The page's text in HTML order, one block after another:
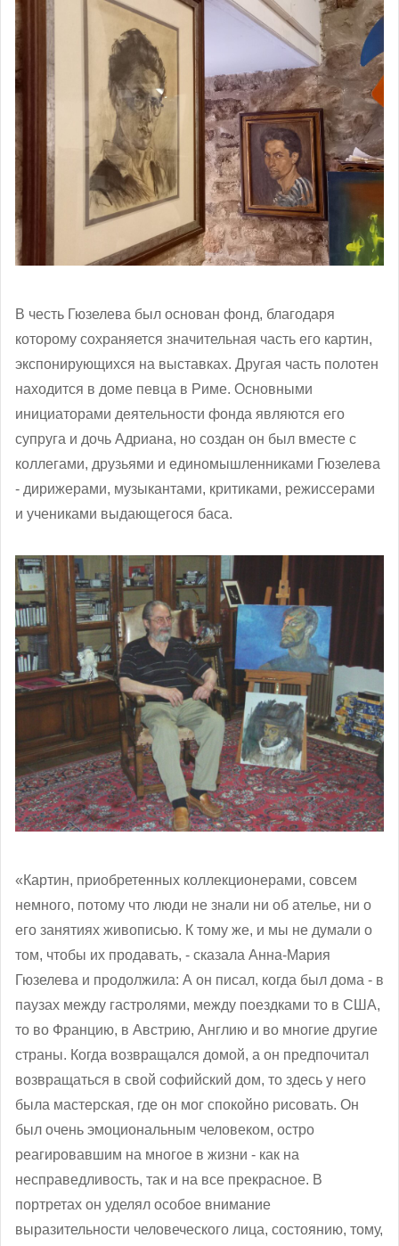
В честь Гюзелева был основан фонд, благодаря
которому сохраняется значительная часть его картин,
экспонирующихся на выставках. Другая часть полотен
находится в доме певца в Риме. Основными
инициаторами деятельности фонда являются его
супруга и дочь Адриана, но создан он был вместе с
коллегами, друзьями и единомышленниками Гюзелева
- дирижерами, музыкантами, критиками, режиссерами
и учениками выдающегося баса.
«Картин, приобретенных коллекционерами, совсем
немного, потому что люди не знали ни об ателье, ни о
его занятиях живописью. К тому же, и мы не думали о
том, чтобы их продавать, - сказала Анна-Мария
Гюзелева и продолжила: А он писал, когда был дома - в
паузах между гастролями, между поездками то в США,
то во Францию, в Австрию, Англию и во многие другие
страны. Когда возвращался домой, а он предпочитал
возвращаться в свой софийский дом, то здесь у него
была мастерская, где он мог спокойно рисовать. Он
был очень эмоциональным человеком, остро
реагировавшим на многое в жизни - как на
несправедливость, так и на все прекрасное. В
портретах он уделял особое внимание
выразительности человеческого лица, состоянию, тому,